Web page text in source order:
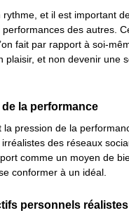
et il est important
des autres.
fait par rapport à soi-
plaisir, et non devenir une
la performance
la pression de la
des réseaux
comme un moyen de
conformer à un idéal.
personnels réalistes